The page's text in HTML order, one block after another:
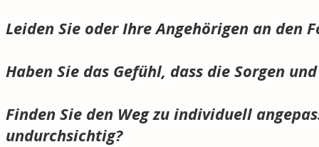
Leiden Sie oder Ihre Angehörigen an den
Haben Sie das Gefühl, dass die Sorgen
Finden Sie den Weg zu individuell
undurchsichtig?